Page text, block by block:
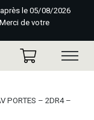
le 05/08/2026
de votre
PORTES – 2DR4 –